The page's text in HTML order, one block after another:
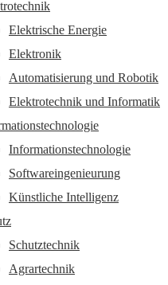
Elektrische Energie
Elektronik
Automatisierung und Robotik
Elektrotechnik und Informatik
Informationstechnologie
Softwareingenieurung
Künstliche Intelligenz
Schutztechnik
Agrartechnik